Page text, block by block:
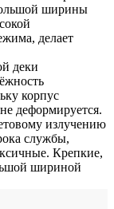
ширины
делает
деки
корпус
деформируется.
излучению
службы,
Крепкие,
шириной